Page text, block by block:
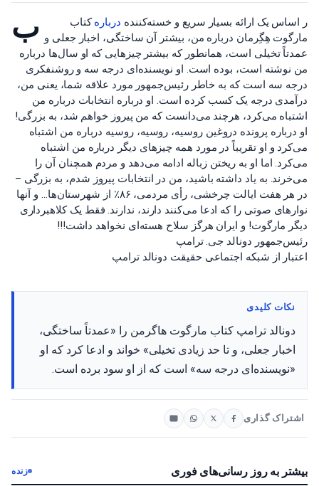
ب ر اساس یک ارائه بسیار سریع و خسته‌کننده دربارهکتاب
مارگوت هِگِرمان درباره من، بیشتر آن ساختگی، اخبار جعلی و
عمدتاً تخیلی است، همانطور که بیشتر چیزهایی که او سال‌ها درباره
من نوشته است، بوده است. او نویسنده‌ای درجه سه و روشنفکری
درجه سه است که به خاطر رئیس‌جمهور مورد علاقه شما، یعنی من،
درآمدی درجه یک کسب کرده است. او درباره انتخابات درباره من
اشتباه می‌کرد، هرچند می‌دانست که من پیروز خواهم شد، به بزرگی!
او درباره پرونده دروغین روسیه، روسیه، روسیه درباره من اشتباه
می‌کرد و او تقریباً در مورد همه چیزهای دیگر درباره من اشتباه
می‌کرد. اما او به ریختن زباله ادامه می‌دهد و مردم همچنان آن را
می‌خرند. به یاد داشته باشید، من در انتخابات پیروز شدم، به بزرگی –
در هر هفت ایالت چرخشی، رأی مردمی، ۸۶٪ از شهرستان‌ها… و آنها
نوارهای صوتی را که ادعا می‌کنند دارند، ندارند. فقط یک کلاهبرداری
دیگر مارگوت! و ایران هرگز سلاح هسته‌ای نخواهد داشت!!!
رئیس‌جمهور دونالد جی. ترامپ
اعتبار از شبکه اجتماعی حقیقت دونالد ترامپ
نکات کلیدی
دونالد ترامپ کتاب مارگوت هاگرمن را «عمدتاً ساختگی،
اخبار جعلی، و تا حد زیادی تخیلی» خواند و ادعا کرد که او
«نویسنده‌ای درجه سه» است که از او سود برده است.
اشتراک گذاری
بیشتر به روز رسانی‌های فوری زنده